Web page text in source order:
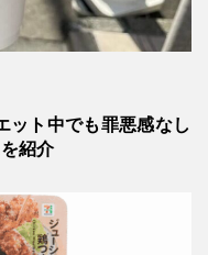
ット中でも罪悪感なし
紹介